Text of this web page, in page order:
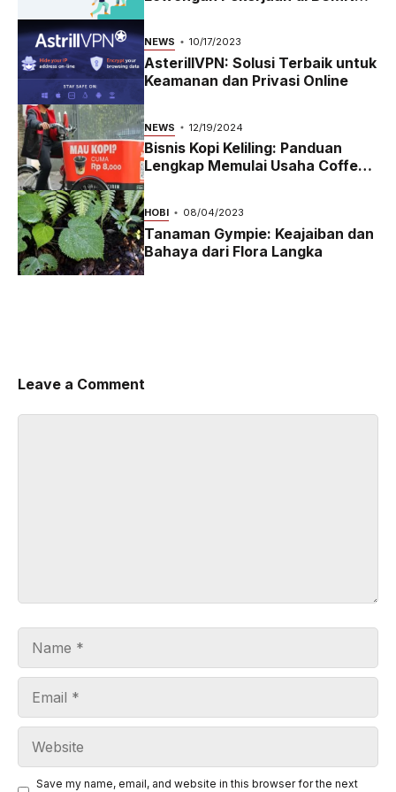
NEWS 10/17/2023
AsterillVPN: Solusi Terbaik untuk
Keamanan dan Privasi Online
NEWS 12/19/2024
Bisnis Kopi Keliling: Panduan
Lengkap Memulai Usaha Coffee
Bike yang Menguntungkan di
2024
HOBI 08/04/2023
Tanaman Gympie: Keajaiban dan
Bahaya dari Flora Langka
Leave a Comment
Save my name, email, and website in this browser for the next